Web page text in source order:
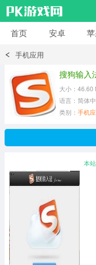
安卓应用
模拟经营
首页 安卓
手机应用
搜狗输入
大小：46.60
语言：简体
类别： 手机
本